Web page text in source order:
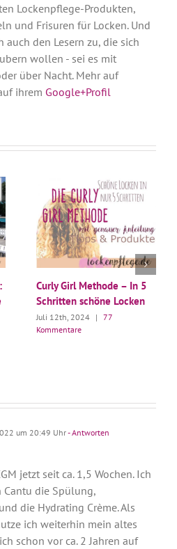
Lockenpflege-Produkten,
und Frisuren für Locken. Und
den Lesern zu, die sich
wollen - sei es mit
über Nacht. Mehr auf
ihrem Google+Profil
Curly Girl Methode – In 5
Schritten schöne Locken
Juli 12th, 2024 | 77
Kommentare
um 20:49 Uhr- Antworten
jetzt seit ca. 1,5 Wochen. Ich
Cantu die Spülung,
die Hydrating Crème. Als
ich weiterhin mein altes
schon vor ca. 2 Jahren auf